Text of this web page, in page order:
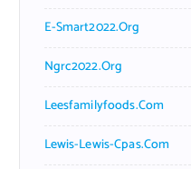
E-Smart2022.org
Ngrc2022.org
Leesfamilyfoods.com
Lewis-Lewis-Cpas.com